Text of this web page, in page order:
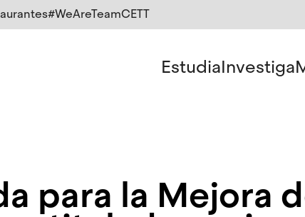
#WeAreTeamCETT
EstudiaInvestiga
para la Mejora